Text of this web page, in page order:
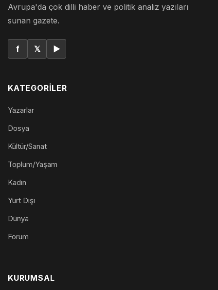
Avrupa'da çok dilli haber ve politik analiz yazıları
sunan gazete.
f 𝕏 ▶
KATEGORILER
Yazarlar
Dosya
Kültür/Sanat
Toplum/Yaşam
Kadın
Yurt Dışı
Dünya
Forum
KURUMSAL